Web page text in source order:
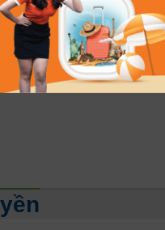
từ BestPrice Travel và
hưởng những chuyến du lịch
Techcombank…